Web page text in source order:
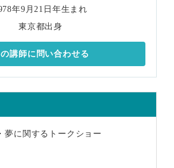
年9月21日年生まれ
東京都出身
の講師に問い合わせる
夢に関するトークショー